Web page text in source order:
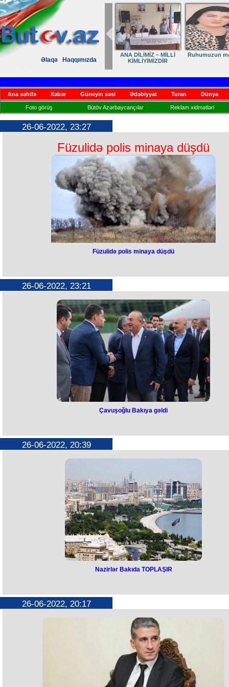
Əlaqə Haqqımızda
ANA DİLİMİZ – MİLLİ
KİMLİYİMİZDİR
Ruhumuzun
Ana səhifə Xəbər Güneyin səsi Ədəbiyyat Turan Dünya
Foto görüş Bütöv Azərbaycançılar Reklam xidmətləri
26-06-2022, 23:27
Füzulidə polis minaya düşdü
polis serjantı 1989-cu il təvəllüdlü İlham Salmanov xidmətdən kənar
vaxtda Füzuli rayonunun işğaldan azad edilmiş Aşağı Seyidəhmədli
ərazisində piyada əleyhinə minaya düşməsi nəticəsində müxtəlif
Bu barədə Baş Prokurorluq və Daxili İşlər Nazirliyinin birgə
bildirilib.
Xəsarət almış polis serjantı İlham Salmanov xəstəxanaya
hazırda vəziyyəti qənaətbəxşdir.
Prokurorluq və polis əməkdaşları tərəfindən hadisə yerinə baxış
məhkəmə-tibb ekspertizası təyin edilib, digər prosessual hərəkətlər
yetirilib.
Faktla bağlı Füzuli rayon prokurorluğunda araşdırma aparılır.
Füzulidə polis minaya düşdü
26-06-2022, 23:21
Çavuşoğlu Bakıya gəldi
Türkiyənin XİN rəhbəri "Twitter" hesabında paylaşım edib.
“Türkiyə-Azərbaycan-Qazaxıstan xarici işlər və nəqliyyat nazirlərinin
toplantısında iştirak etmək üçün Bakıdayıq”, - Çavuşoğlu bildirib.
Çavuşoğlu Bakıya gəldi
26-06-2022, 20:39
Sabah paytaxt Bakıda Türkiyə-Azərbaycan-Qazaxıstan xarici işlər və
nəqliyyat nazirlərinin üçtərəfli görüşü keçiriləcək.
Bildirilib ki, görüş üç ölkəni maraqlandıran məsələlərdə mövcud
koordinasiyanı gücləndirmək və qarşılıqlı fayda əsasında regional
əlaqələri genişləndirmək məqsədi daşıyır.
Bundan əlavə, görüşdə üçtərəfli və regional əməkdaşlığın müzakirə
edilməsi nəzərdə tutulub.
Nazirlər Bakıda TOPLAŞIR
26-06-2022, 20:17